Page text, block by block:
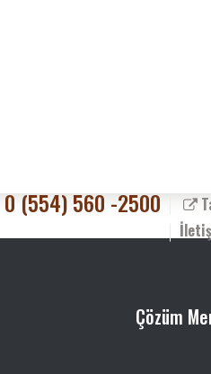
(554) 560 -2500
Çözüm